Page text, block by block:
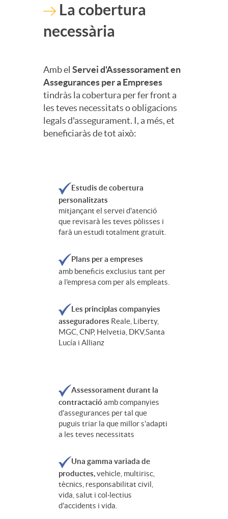
La cobertura
necessària
Amb el Servei d'Assessorament en
Assegurances per a Empreses
tindràs la cobertura per fer front a
les teves necessitats o obligacions
legals d'assegurament. I, a més, et
beneficiaràs de tot això:
Estudis de cobertura
personalitzats
mitjançant el servei d'atenció
que revisarà les teves pòlisses i
farà un estudi totalment gratuït.
Plans per a empreses
amb beneficis exclusius tant per
a l'empresa com per als empleats.
Les principlas companyies
asseguradores Reale, Liberty,
MGC, CNP, Helvetia, DKV,Santa
Lucía i Allianz
Assessorament durant la
contractació amb companyies
d'assegurances per tal que
puguis triar la que millor s'adapti
a les teves necessitats
Una gamma variada de
productes,vehicle, multirisc,
tècnics, responsabilitat civil,
vida, salut i col·lectius
d'accidents i vida.